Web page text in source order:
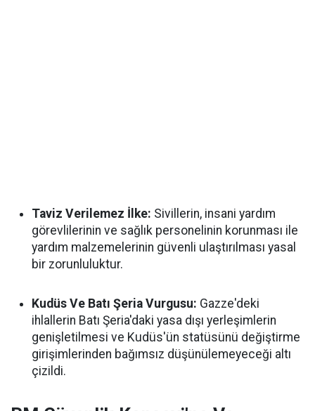
Taviz Verilemez İlke: Sivillerin, insani yardım
görevlilerinin ve sağlık personelinin korunması ile
yardım malzemelerinin güvenli ulaştırılması yasal
bir zorunluluktur.
Kudüs Ve Batı Şeria Vurgusu: Gazze'deki
ihlallerin Batı Şeria'daki yasa dışı yerleşimlerin
genişletilmesi ve Kudüs'ün statüsünü değiştirme
girişimlerinden bağımsız düşünülemeyeceği altı
çizildi.